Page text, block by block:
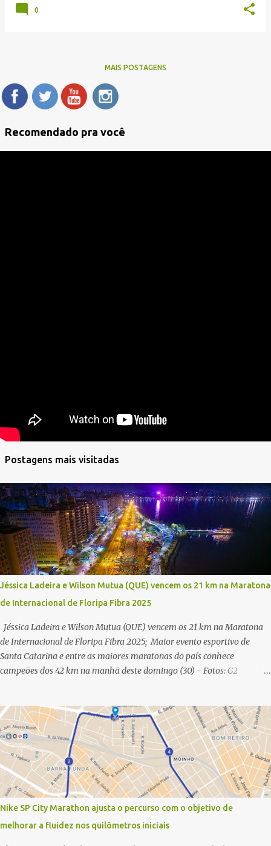
0
MAIS POSTAGENS
Recomendado pra você
Postagens mais visitadas
Jéssica Ladeira e Wilson Mutua (QUE) vencem os 21 km na Maratona
de Internacional de Floripa Fibra 2025
Jéssica Ladeira e Wilson Mutua (QUE) vencem os 21 km na Maratona
de Internacional de Floripa Fibra 2025; Maior evento esportivo de
Santa Catarina e entre as maiores maratonas do país conhece
campeões dos 42 km na manhã deste domingo (30) - Fotos: G2
2025. Na manhã deste sábado (30) foram conhecidos os campeões dos
21 km do maior evento esportivo de Santa Catarina. A mineira Jessica
Ladeira e o queniano Wilson Mutua foram os vencedores da meia
maratona, ambos com a quebra de recorde da prova. Neste domingo
(31) será a vez da prova principal, os 42,195 km da maratona, além da
corrida de 5 KM. As largadas, na Avenida Beira-Mar Norte, em
Florianópolis, na altura do Trapiche, começam às 5h10. Entre as
maiores maratonas brasileiras deste ano, a Maratona Internacional de
Floripa Fibra 2025 reúne um total de 19.230 atletas. Além da meia
Nike SP City Marathon ajusta o percurso com o objetivo de
melhorar a fluidez nos quilômetros iniciais